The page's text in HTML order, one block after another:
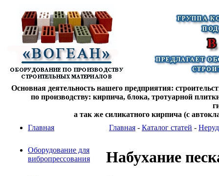
Основная деятельность нашего предприятия:
по производству: кирпича, блока, тротуарной
а так же силикатного кирпича (с
Главная
Оборудование для
вибропрессования
Главная - Каталог статей -
Набухание